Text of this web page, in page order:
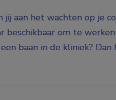
aan het wachten op je
om te
baan in de kliniek?